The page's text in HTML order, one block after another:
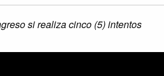
si realiza cinco (5) intentos